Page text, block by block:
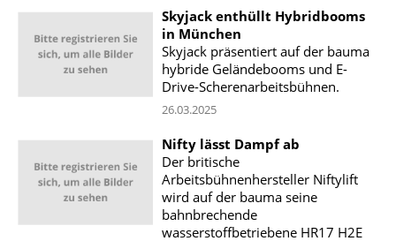
Skyjack enthüllt Hybridbooms
in München
Skyjack präsentiert auf der bauma
hybride Geländebooms und E-
Drive-Scherenarbeitsbühnen.
26.03.2025
Nifty lässt Dampf ab
Der britische
Arbeitsbühnenhersteller Niftylift
wird auf der bauma seine
bahnbrechende
wasserstoffbetriebene HR17 H2E